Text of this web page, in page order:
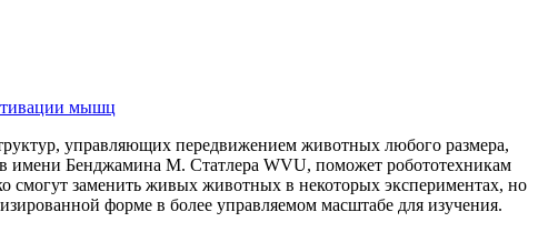
мышц
управляющих передвижением животных любого размера,
имени Бенджамина М. Статлера WVU, поможет робототехникам
смогут заменить живых животных в некоторых экспериментах, но
форме в более управляемом масштабе для изучения.